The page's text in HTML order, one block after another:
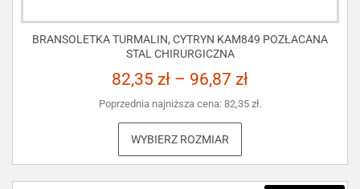
BRANSOLETKA TURMALIN, CYTRYN KAM849 POZŁACANA
STAL CHIRURGICZNA
82,35 zł – 96,87 zł
Poprzednia najniższa cena: 82,35 zł.
WYBIERZ ROZMIAR